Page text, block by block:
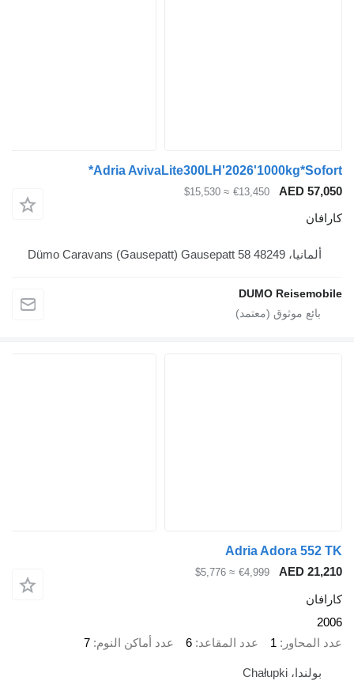
Adria
€13,450
≈ $15,530
DUMO
Adria Adora
€4,999
≈ $5,776
1 عدد المقاعد 6 عدد أماكن النوم 7